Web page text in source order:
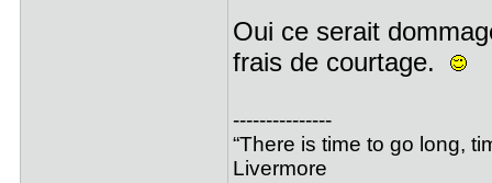
Oui ce serait
frais de courtage.
---------------
“There is time to go long,
Livermore